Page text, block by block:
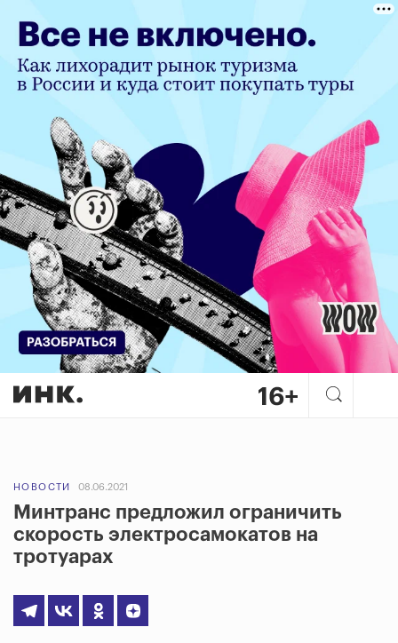
НОВОСТИ 08.06.2021
Минтранс предложил ограничить
скорость электросамокатов на
тротуарах